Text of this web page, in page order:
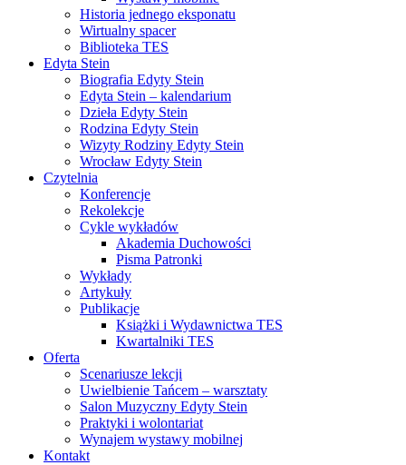
Historia jednego eksponatu
Wirtualny spacer
Biblioteka TES
Edyta Stein
Biografia Edyty Stein
Edyta Stein – kalendarium
Dzieła Edyty Stein
Rodzina Edyty Stein
Wizyty Rodziny Edyty Stein
Wrocław Edyty Stein
Czytelnia
Konferencje
Rekolekcje
Cykle wykładów
Akademia Duchowości
Pisma Patronki
Wykłady
Artykuły
Publikacje
Książki i Wydawnictwa TES
Kwartalniki TES
Oferta
Scenariusze lekcji
Uwielbienie Tańcem – warsztaty
Salon Muzyczny Edyty Stein
Praktyki i wolontariat
Wynajem wystawy mobilnej
Kontakt